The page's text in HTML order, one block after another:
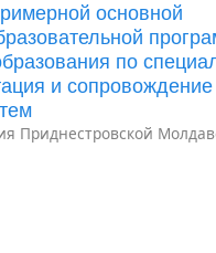
основной
по
и сопровождение
Приднестровской